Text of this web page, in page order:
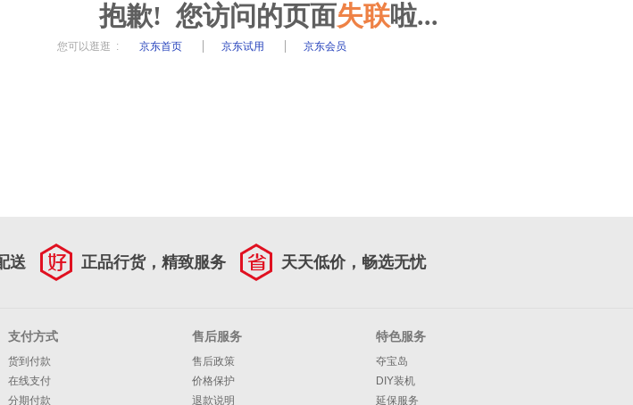
抱歉! 您访问的页面失联啦...
您可以逛逛 : 京东首页 京东试用 京东会员
送 正品行货，精致服务 天天低价，畅选无忧
支付方式
货到付款
在线支付
分期付款
售后服务
售后政策
价格保护
退款说明
特色服务
夺宝岛
DIY装机
延保服务